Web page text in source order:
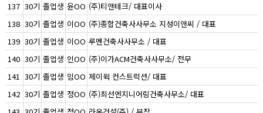
137 30기 졸업생 윤OO (주)티앤테크/ 대표이사
138 30기 졸업생 이OO (주)종합건축사사무소 지성이앤씨 / 대표
139 30기 졸업생 이OO 루멘건축사사무소 / 대표
140 30기 졸업생 인OO (주)이가ACM건축사사무소/ 전무
141 30기 졸업생 임OO 제이윅 컨스트럭션/ 대표
142 30기 졸업생 정OO (주)최선엔지니어링건축사무소/ 대표